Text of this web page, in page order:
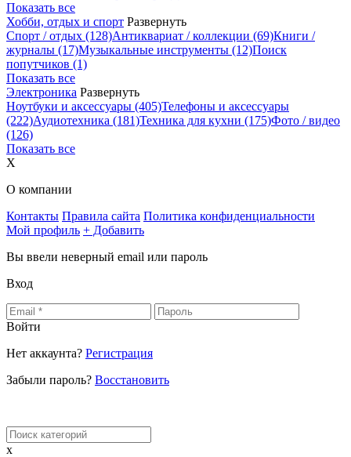
Показать все
Хобби, отдых и спорт Развернуть
Спорт / отдых (128)Антиквариат / коллекции (69)Книги /
журналы (17)Музыкальные инструменты (12)Поиск
попутчиков (1)
Показать все
Электроника Развернуть
Ноутбуки и аксессуары (405)Телефоны и аксессуары
(222)Аудиотехника (181)Техника для кухни (175)Фото / видео
(126)
Показать все
X
О компании
Контакты Правила сайта Политика конфиденциальности
Мой профиль + Добавить
Вы ввели неверный email или пароль
Вход
Войти
Нет аккаунта? Регистрация
Забыли пароль? Восстановить
x